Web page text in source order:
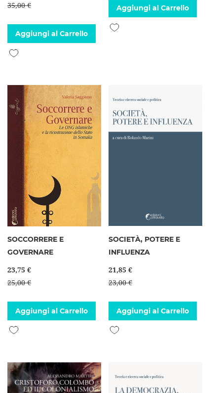
35,00 €
Aggiungi al Carrello
Aggiungi alla lista desideri
Aggiungi al Carrello
Aggiungi alla lista desideri
SOCCORRERE E
GOVERNARE
23,75 €
25,00 €
Aggiungi al Carrello
Aggiungi alla lista desideri
SOCIETÀ, POTERE E
INFLUENZA
21,85 €
23,00 €
Aggiungi al Carrello
Aggiungi alla lista desideri